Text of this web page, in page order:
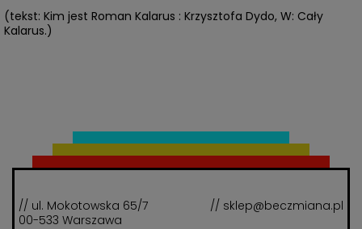
(tekst: Kim jest Roman Kalarus : Krzysztofa Dydo, W: Cały
Kalarus.)
// ul. Mokotowska 65/7
00-533 Warszawa
// sklep@beczmiana.pl